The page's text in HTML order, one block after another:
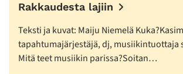
Rakkaudesta lajiin
Teksti ja kuvat: Maiju Niemelä
tapahtumajärjestäjä, dj, musiikintuottaja
Mitä teet musiikin parissa?Soitan…